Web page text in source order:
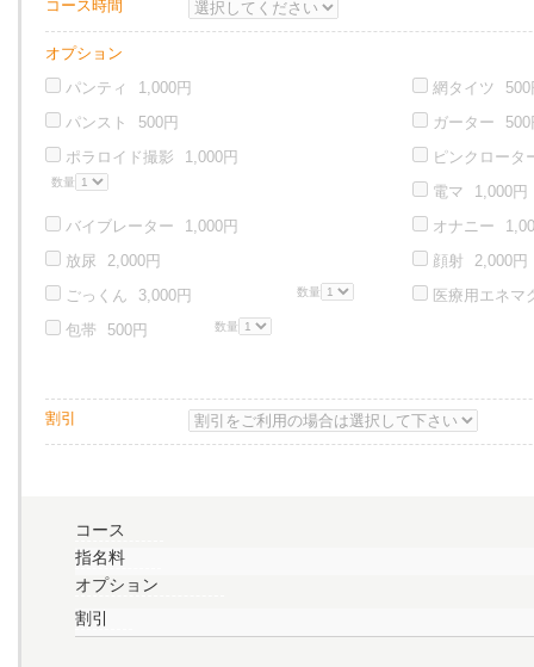
コース時間
オプション
パンティ
1,000円 網タイツ 500
パンスト
500円 ガーター 500
ポラロイド撮影
1,000円
数量
ピンクロータ
電マ
1,000円
バイブレーター
1,000円 オナニー
放尿
2,000円 顔射 2,000円
ごっくん
3,000円 数量
医療用エネマ
包帯
500円 数量
割引
コース
指名料
オプション
割引